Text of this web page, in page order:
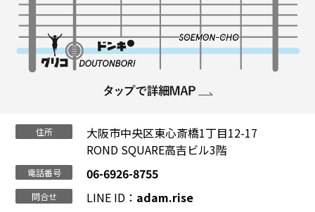
住所
大阪市中央区東心斎橋1丁目12-17
ROND SQUARE高吉ビル3階
電話番号 06-6926-8755
問合せ LINE ID： adam.rise